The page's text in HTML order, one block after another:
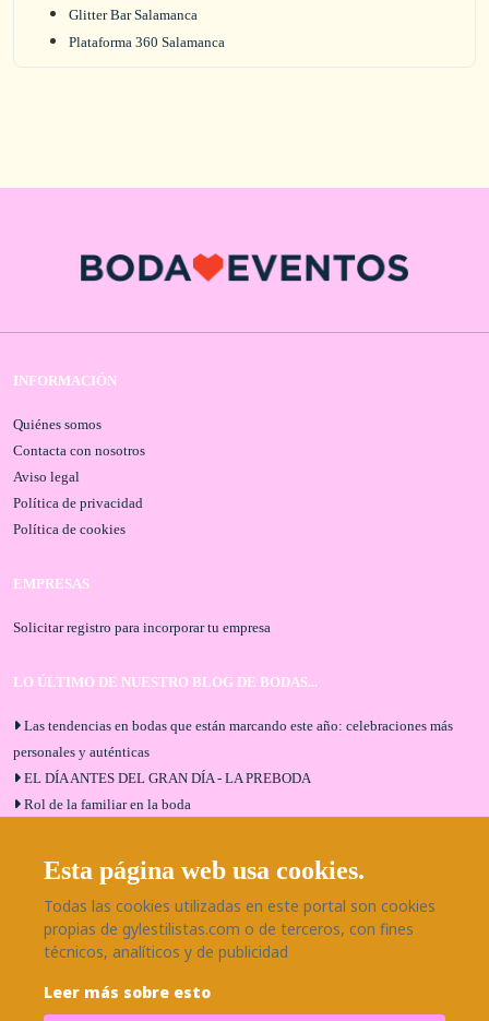
Glitter Bar Salamanca
Plataforma 360 Salamanca
INFORMACIÓN
Quiénes somos
Contacta con nosotros
Aviso legal
Política de privacidad
Política de cookies
EMPRESAS
Solicitar registro para incorporar tu empresa
LO ÚLTIMO DE NUESTRO BLOG DE BODAS...
Las tendencias en bodas que están marcando este año: celebraciones más
personales y auténticas
EL DÍA ANTES DEL GRAN DÍA - LA PREBODA
Rol de la familiar en la boda
Bodas en Alhaurín de la Torre: entrevista exclusiva con Bodaeventos
Málaga
¿Cómo será tu boda?
Blog de bodas
SÍGUENOS EN NUESTRAS REDES
Esta página web usa cookies.
Todas las cookies utilizadas en este portal son cookies
propias de gylestilistas.com o de terceros, con fines
técnicos, analíticos y de publicidad
Leer más sobre esto